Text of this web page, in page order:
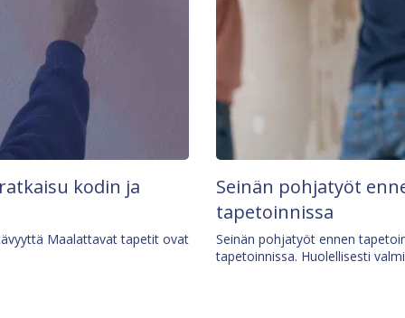
kodin ja
Maalattavat tapetit ovat
Seinän pohjatyöt
tapetoinnissa
Seinän pohjatyöt ennen
tapetoinnissa. Huolellisesti